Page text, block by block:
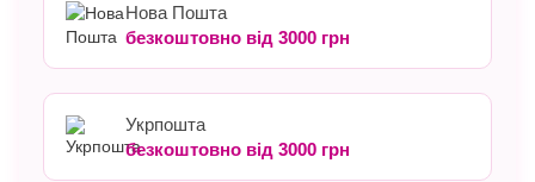
Нова Пошта
безкоштовно від 3000 грн
Укрпошта
безкоштовно від 3000 грн